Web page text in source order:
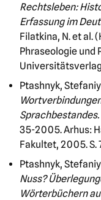
Rechtsleben:
Erfassung im
Filatkina, N. et al.
Phraseologie und
Universitätsverlag
Ptashnyk,
Sprachbestandes.
35-2005. Arhus:
Fakultet, 2005. S.
Ptashnyk,
Nuss?
Wörterbüchern